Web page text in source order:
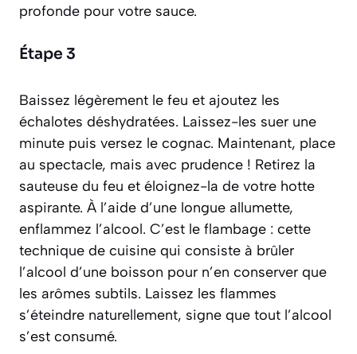
profonde pour votre sauce.
Étape 3
Baissez légèrement le feu et ajoutez les
échalotes déshydratées. Laissez-les suer une
minute puis versez le cognac. Maintenant, place
au spectacle, mais avec prudence ! Retirez la
sauteuse du feu et éloignez-la de votre hotte
aspirante. À l’aide d’une longue allumette,
enflammez l’alcool. C’est le flambage : cette
technique de cuisine qui consiste à brûler
l’alcool d’une boisson pour n’en conserver que
les arômes subtils. Laissez les flammes
s’éteindre naturellement, signe que tout l’alcool
s’est consumé.